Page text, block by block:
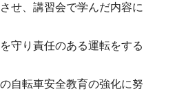
せ、講習会で学んだ内容に
守り責任のある運転をする
自転車安全教育の強化に努